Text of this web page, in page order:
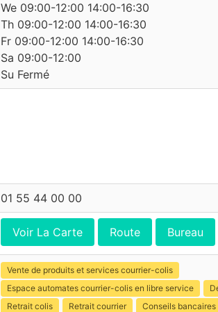
We 09:00-12:00 14:00-16:30
Th 09:00-12:00 14:00-16:30
Fr 09:00-12:00 14:00-16:30
Sa 09:00-12:00
Su Fermé
01 55 44 00 00
Voir La Carte Route Bureau
Vente de produits et services courrier-colis
Espace automates courrier-colis en libre service
Retrait colis
Retrait courrier
Conseils bancaires